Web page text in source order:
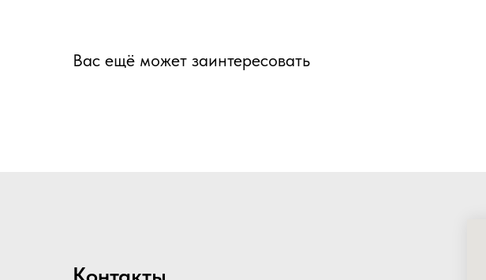
Вас ещё может заинтересовать